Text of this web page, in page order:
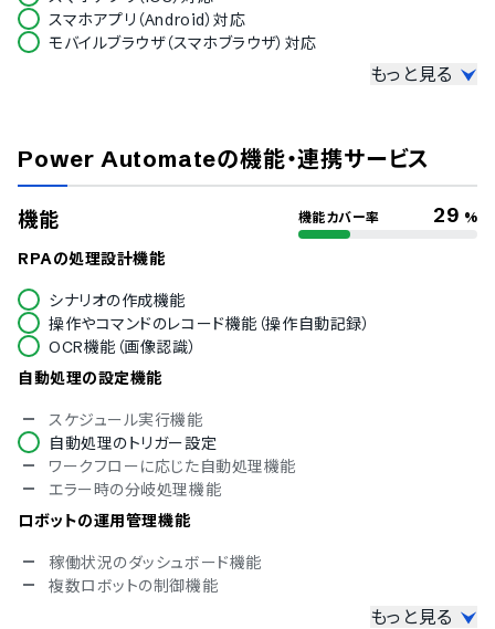
スマホアプリ（Android）対応
モバイルブラウザ（スマホブラウザ）対応
冗長化
通信の暗号化
IP制限
二要素認証・二段階認証
シングルサインオン
対応言語
中国語
英語
フランス語
もっと見る
Power Automateの機能・連携サービス
機能 機能カバー率 29 %
RPAの処理設計機能
シナリオの作成機能
操作やコマンドのレコード機能（操作自動記録）
OCR機能（画像認識）
自動処理の設定機能
スケジュール実行機能
自動処理のトリガー設定
ワークフローに応じた自動処理機能
エラー時の分岐処理機能
ロボットの運用管理機能
稼働状況のダッシュボード機能
複数ロボットの制御機能
もっと見る